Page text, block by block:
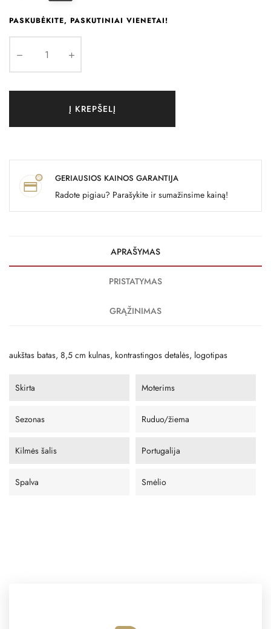
PASKUBĖKITE, PASKUTINIAI VIENETAI!
Į KREPŠELĮ
GERIAUSIOS KAINOS GARANTIJA
Radote pigiau? Parašykite ir sumažinsime kainą!
APRAŠYMAS
PRISTATYMAS
GRĄŽINIMAS
aukštas batas, 8,5 cm kulnas, kontrastingos detalės, logotipas
Skirta Moterims
Sezonas Ruduo/žiema
Kilmės šalis Portugalija
Spalva Smėlio